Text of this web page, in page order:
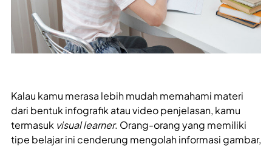
Kalau kamu merasa lebih mudah memahami materi
dari bentuk infografik atau video penjelasan, kamu
termasuk visual learner. Orang-orang yang memiliki
tipe belajar ini cenderung mengolah informasi gambar,